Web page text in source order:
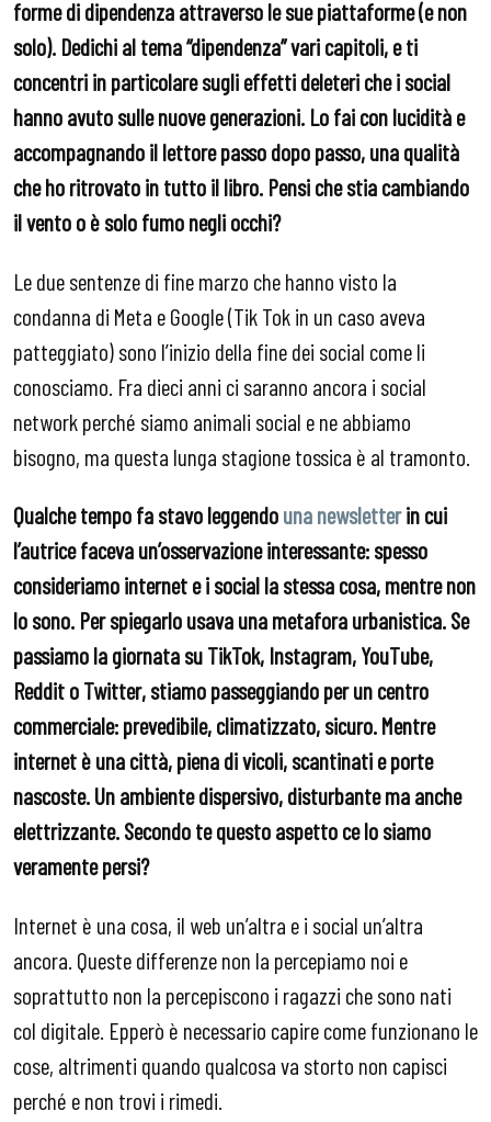
forme di dipendenza attraverso le sue piattaforme (e non
solo). Dedichi al tema “dipendenza” vari capitoli, e ti
concentri in particolare sugli effetti deleteri che i social
hanno avuto sulle nuove generazioni. Lo fai con lucidità e
accompagnando il lettore passo dopo passo, una qualità
che ho ritrovato in tutto il libro. Pensi che stia cambiando
il vento o è solo fumo negli occhi?
Le due sentenze di fine marzo che hanno visto la
condanna di Meta e Google (Tik Tok in un caso aveva
patteggiato) sono l’inizio della fine dei social come li
conosciamo. Fra dieci anni ci saranno ancora i social
network perché siamo animali social e ne abbiamo
bisogno, ma questa lunga stagione tossica è al tramonto.
Qualche tempo fa stavo leggendouna newsletterin cui
l’autrice faceva un’osservazione interessante: spesso
consideriamo internet e i social la stessa cosa, mentre non
lo sono. Per spiegarlo usava una metafora urbanistica. Se
passiamo la giornata su TikTok, Instagram, YouTube,
Reddit o Twitter, stiamo passeggiando per un centro
commerciale: prevedibile, climatizzato, sicuro. Mentre
internet è una città, piena di vicoli, scantinati e porte
nascoste. Un ambiente dispersivo, disturbante ma anche
elettrizzante. Secondo te questo aspetto ce lo siamo
veramente persi?
Internet è una cosa, il web un’altra e i social un’altra
ancora. Queste differenze non la percepiamo noi e
soprattutto non la percepiscono i ragazzi che sono nati
col digitale. Epperò è necessario capire come funzionano le
cose, altrimenti quando qualcosa va storto non capisci
perché e non trovi i rimedi.